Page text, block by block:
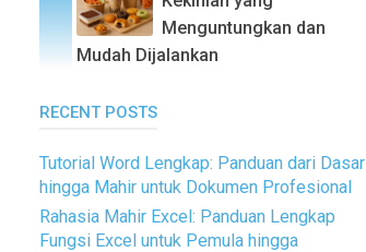
Menguntungkan dan
Mudah Dijalankan
RECENT POSTS
Tutorial Word Lengkap: Panduan dari Dasar
hingga Mahir untuk Dokumen Profesional
Rahasia Mahir Excel: Panduan Lengkap
Fungsi Excel untuk Pemula hingga